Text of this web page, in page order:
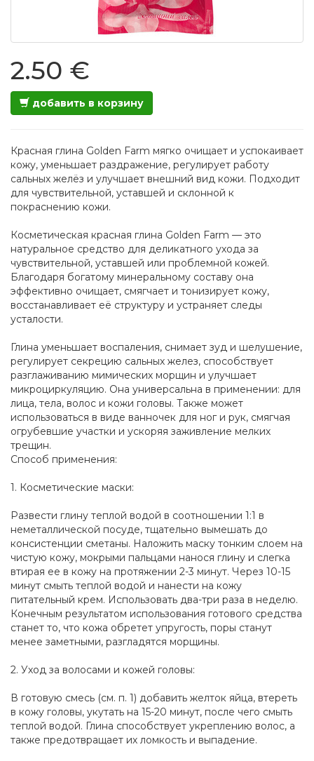
2.50 €
добавить в корзину
Красная глина Golden Farm мягко очищает и успокаивает
кожу, уменьшает раздражение, регулирует работу
сальных желёз и улучшает внешний вид кожи. Подходит
для чувствительной, уставшей и склонной к
покраснению кожи.
Косметическая красная глина Golden Farm — это
натуральное средство для деликатного ухода за
чувствительной, уставшей или проблемной кожей.
Благодаря богатому минеральному составу она
эффективно очищает, смягчает и тонизирует кожу,
восстанавливает её структуру и устраняет следы
усталости.
Глина уменьшает воспаления, снимает зуд и шелушение,
регулирует секрецию сальных желез, способствует
разглаживанию мимических морщин и улучшает
микроциркуляцию. Она универсальна в применении: для
лица, тела, волос и кожи головы. Также может
использоваться в виде ванночек для ног и рук, смягчая
огрубевшие участки и ускоряя заживление мелких
трещин.
Способ применения:
1. Косметические маски:
Развести глину теплой водой в соотношении 1:1 в
неметаллической посуде, тщательно вымешать до
консистенции сметаны. Наложить маску тонким слоем на
чистую кожу, мокрыми пальцами нанося глину и слегка
втирая ее в кожу на протяжении 2-3 минут. Через 10-15
минут смыть теплой водой и нанести на кожу
питательный крем. Использовать два-три раза в неделю.
Конечным результатом использования готового средства
станет то, что кожа обретет упругость, поры станут
менее заметными, разгладятся морщины.
2. Уход за волосами и кожей головы:
В готовую смесь (см. п. 1) добавить желток яйца, втереть
в кожу головы, укутать на 15-20 минут, после чего смыть
теплой водой. Глина способствует укреплению волос, а
также предотвращает их ломкость и выпадение.